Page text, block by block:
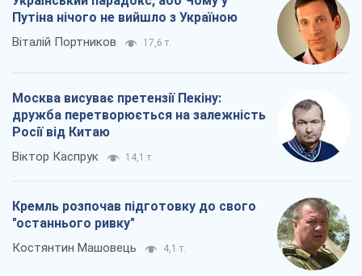
Путіна нічого не вийшло з Україною
Віталій Портников 17,6 т.
Москва висуває претензії Пекіну:
дружба перетворюється на залежність
Росії від Китаю
Віктор Каспрук 14,1 т.
Кремль розпочав підготовку до свого
"останнього ривку"
Костянтин Машовець 4,1 т.